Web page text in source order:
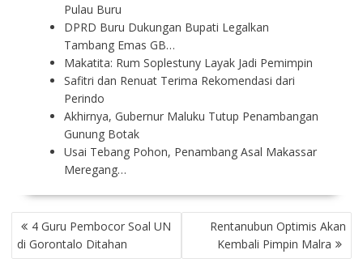
Pulau Buru
DPRD Buru Dukungan Bupati Legalkan
Tambang Emas GB…
Makatita: Rum Soplestuny Layak Jadi Pemimpin
Safitri dan Renuat Terima Rekomendasi dari
Perindo
Akhirnya, Gubernur Maluku Tutup Penambangan
Gunung Botak
Usai Tebang Pohon, Penambang Asal Makassar
Meregang…
P
O
S
4 Guru Pembocor Soal UN
di Gorontalo Ditahan
Rentanubun Optimis Akan
Kembali Pimpin Malra